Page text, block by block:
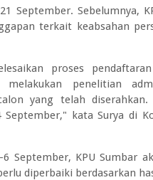
September. Sebelumnya,
terkait keabsahan
proses
penelitian
yang telah
kata Surya di
September, KPU Sumbar
diperbaiki berdasarkan